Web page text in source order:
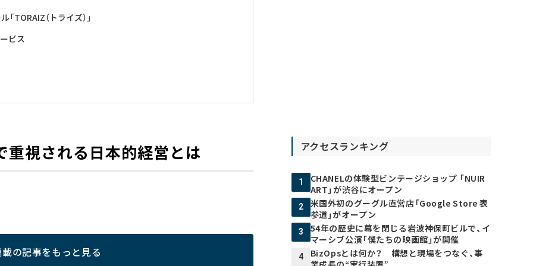
TORAIZ（トライズ）」
ビス
重視される日本的経営とは
の記事をもっと見る
アクセスランキング
1
CHANELの体験型ビンテージショップ 「NUIR
ART」が渋谷にオープン
2
米国外初のグーグル直営店「Google Store 表
参道」がオープン
3
54年の歴史に幕を閉じる岩波神保町ビルで、イ
マーシブ公演「僕たちの映画館」が開催
4
BizOpsとは何か？ 構想と現場をつなぐ、事